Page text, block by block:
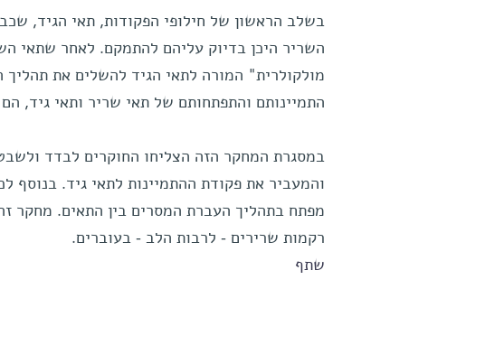
בשלב הראשון של חילופי הפקודות, תאי הגיד,
השריר היכן בדיוק עליהם להתמקם. לאחר שתאי
מולקולרית" המורה לתאי הגיד להשלים את תהליך
התמיינותם והתפתחותם של תאי שריר ותאי גיד,
במסגרת המחקר הזה הצליחו החוקרים לבדד
והמעביר את פקודת ההתמיינות לתאי גיד. בנוסף
מפתח בתהליך העברת המסרים בין התאים. מחקר
רקמות שרירים - לרבות הלב - בעוברים.
שתף